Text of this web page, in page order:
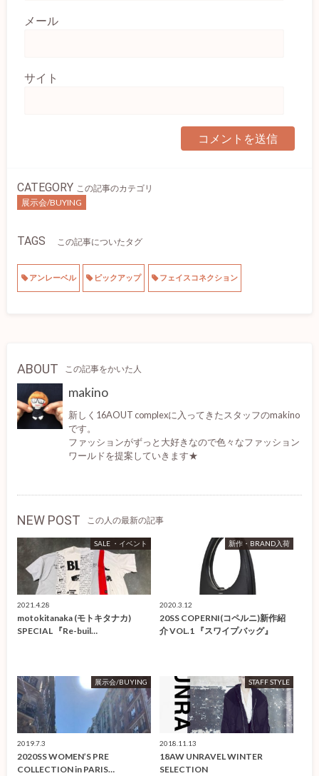
メール
サイト
CATEGORY この記事のカテゴリ
展示会/BUYING
TAGS この記事についたタグ
アンレーベル ピックアップ フェイスコネクション
ABOUT この記事をかいた人
makino
新しく16AOUT complexに入ってきたスタッフのmakino
です。
ファッションがずっと大好きなので色々なファッション
ワールドを提案していきます★
NEW POST この人の最新の記事
SALE ・イベント
2021.4.28
motokitanaka (モトキタナカ)
SPECIAL 『Re-buil…
新作・BRAND入荷
2020.3.12
20SS COPERNI(コペルニ)新作紹
介 VOL.1 『スワイプバッグ』
展示会/BUYING
2019.7.3
2020SS WOMEN’S PRE
COLLECTION in PARIS…
STAFF STYLE
2018.11.13
18AW UNRAVEL WINTER
SELECTION